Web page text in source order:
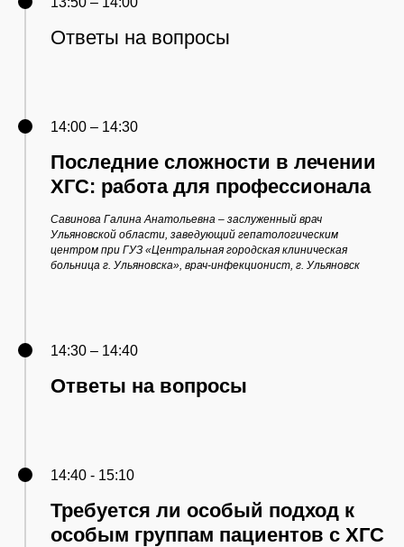
Ответы на вопросы
14:00 – 14:30
Последние сложности в лечении
ХГС: работа для профессионала
Савинова Галина Анатольевна – заслуженный врач
Ульяновской области, заведующий гепатологическим
центром при ГУЗ «Центральная городская клиническая
больница г. Ульяновска», врач-инфекционист, г. Ульяновск
14:30 – 14:40
Ответы на вопросы
14:40 - 15:10
Требуется ли особый подход к
особым группам пациентов с ХГС